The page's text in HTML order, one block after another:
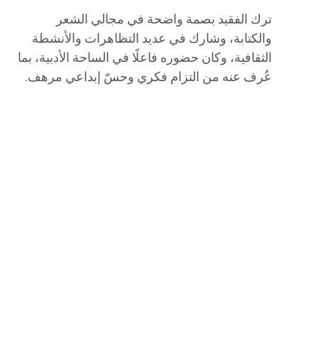
ترك الفقيد بصمة واضحة في مجالي الشعر
والكتابة، وشارك في عديد التظاهرات والأنشطة
الثقافية، وكان حضوره فاعلًا في الساحة الأدبية، بما
عُرف عنه من التزام فكري وحسّ إبداعي مرهف.